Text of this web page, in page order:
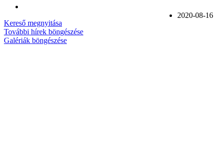
2020-08-16
Kereső megnyitása
További hírek böngészése
Galériák böngészése